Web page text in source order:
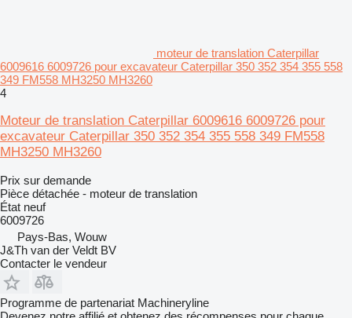
moteur de translation Caterpillar
6009616 6009726 pour excavateur Caterpillar 350 352 354 355 558
349 FM558 MH3250 MH3260
4
Moteur de translation Caterpillar 6009616 6009726 pour
excavateur Caterpillar 350 352 354 355 558 349 FM558
MH3250 MH3260
Prix sur demande
Pièce détachée - moteur de translation
État neuf
6009726
Pays-Bas, Wouw
J&Th van der Veldt BV
Contacter le vendeur
Programme de partenariat Machineryline